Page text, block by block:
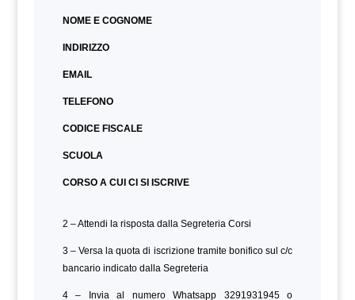
NOME E COGNOME
INDIRIZZO
EMAIL
TELEFONO
CODICE FISCALE
SCUOLA
CORSO A CUI CI SI ISCRIVE
2 – Attendi la risposta dalla Segreteria Corsi
3 – Versa la quota di iscrizione tramite bonifico sul c/c
bancario indicato dalla Segreteria
4 – Invia al numero Whatsapp 3291931945 o